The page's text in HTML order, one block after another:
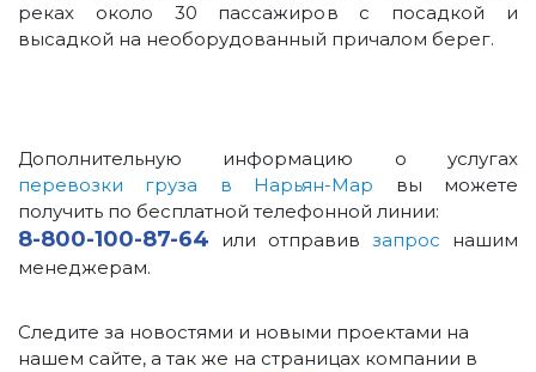
реках около 30 пассажиров с посадкой и
высадкой на необорудованный причалом берег.
Дополнительную информацию о услугах
перевозки груза в Нарьян-Мар вы можете
получить по бесплатной телефонной линии:
8-800-100-87-64 или отправив запрос нашим
менеджерам.
Следите за новостями и новыми проектами на
нашем сайте, а так же на страницах компании в